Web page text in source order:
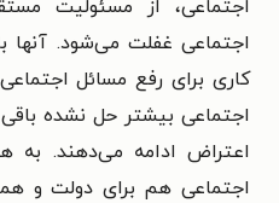
اجتماعی، از مسئولیت
اجتماعی غفلت می‌شود. آنها
کاری برای رفع مسائل
اجتماعی بیشتر حل نشده
اعتراض ادامه می‌دهند. به
اجتماعی هم برای دولت و